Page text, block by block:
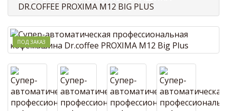
DR.COFFEE PROXIMA M12 BIG PLUS
ПОД ЗАКАЗ